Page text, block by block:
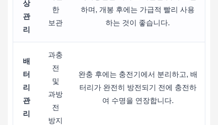
상
관
리
한
보관
하며, 개봉 후에는 가급적 빨리 사용
하는 것이 좋습니다.
배
터
리
관
리
과충
전
및
과방
전
방지
완충 후에는 충전기에서 분리하고, 배
터리가 완전히 방전되기 전에 충전하
여 수명을 연장합니다.